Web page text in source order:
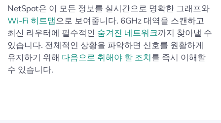
NetSpot은 이 모든 정보를 실시간으로 명확한 그래프와
Wi-Fi 히트맵으로 보여줍니다. 6GHz 대역을 스캔하고
최신 라우터에 필수적인 숨겨진 네트워크까지 찾아낼 수
있습니다. 전체적인 상황을 파악하면 신호를 원활하게
유지하기 위해 다음으로 취해야 할 조치를 즉시 이해할
수 있습니다.